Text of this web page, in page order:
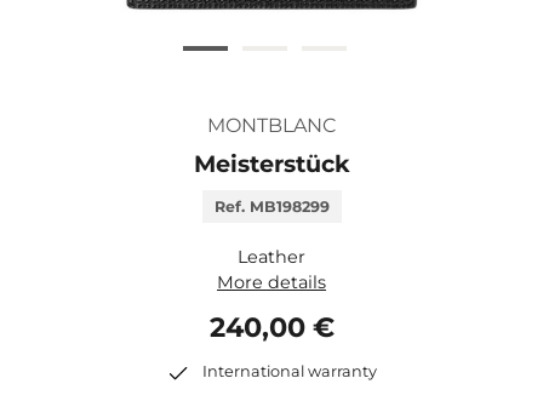
MONTBLANC
Meisterstück
Ref. MB198299
Leather
More details
240,00 €
International warranty